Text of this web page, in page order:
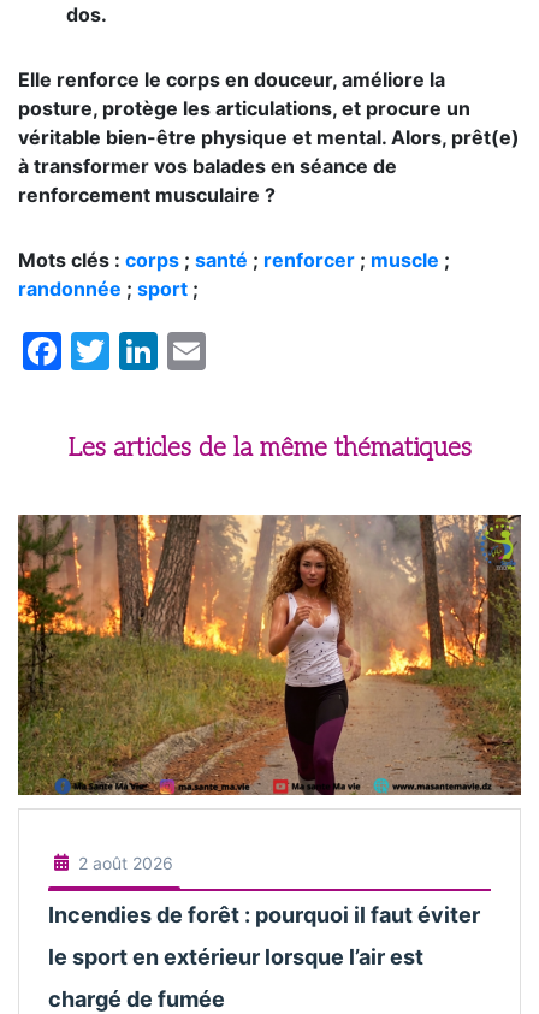
dos.
Elle renforce le corps en douceur, améliore la
posture, protège les articulations, et procure un
véritable bien-être physique et mental. Alors, prêt(e)
à transformer vos balades en séance de
renforcement musculaire ?
Mots clés : corps ; santé ; renforcer ; muscle ;
randonnée ; sport ;
Facebook
TwitterLinkedIn
Les articles de la même thématiques
2 août 2026
Incendies de forêt : pourquoi il faut éviter
le sport en extérieur lorsque l’air est
chargé de fumée